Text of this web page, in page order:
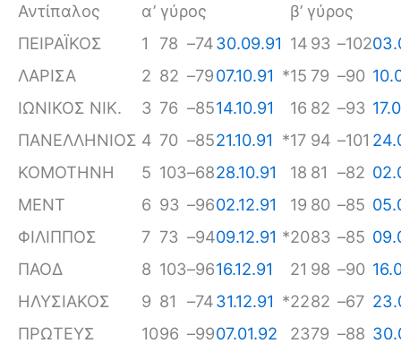
Αντίπαλος
α’ γύρος
β’ γύρος
ΠΕΙΡΑΪΚΟΣ
1 78 –7430.09.91 14 93 –102
ΛΑΡΙΣΑ
2 82 –7907.10.91 *15 79 –90
ΙΩΝΙΚΟΣ ΝΙΚ.
3 76 –8514.10.91 16 82 –93
ΠΑΝΕΛΛΗΝΙΟΣ 4 70 –8521.10.91 *17 94 –101
ΚΟΜΟΤΗΝΗ
5 103–6828.10.91 18 81 –82
ΜΕΝΤ
6 93 –9602.12.91 19 80 –85
ΦΙΛΙΠΠΟΣ
7 73 –9409.12.91 *2083 –85
ΠΑΟΔ
8 103–9616.12.91 21 98 –90
ΗΛΥΣΙΑΚΟΣ
9 81 –7431.12.91 *2282 –67
ΠΡΩΤΕΥΣ
1096 –9907.01.92 2379 –88